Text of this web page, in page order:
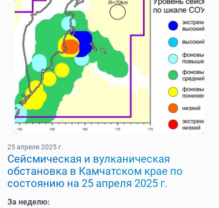
25 апреля 2025 г.
Cейсмическая и вулканическая
обстановка в Камчатском крае по
состоянию на 25 апреля 2025 г.
За неделю: